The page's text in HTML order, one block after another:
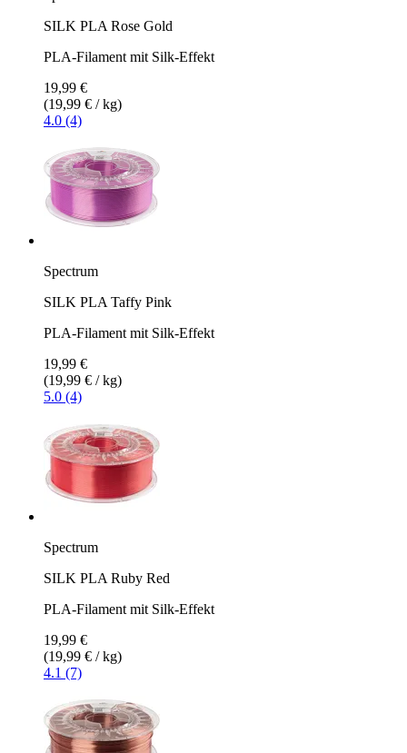
SILK PLA Rose Gold
PLA-Filament mit Silk-Effekt
19,99 €
(19,99 € / kg)
4.0 (4)
Spectrum
SILK PLA Taffy Pink
PLA-Filament mit Silk-Effekt
19,99 €
(19,99 € / kg)
5.0 (4)
Spectrum
SILK PLA Ruby Red
PLA-Filament mit Silk-Effekt
19,99 €
(19,99 € / kg)
4.1 (7)